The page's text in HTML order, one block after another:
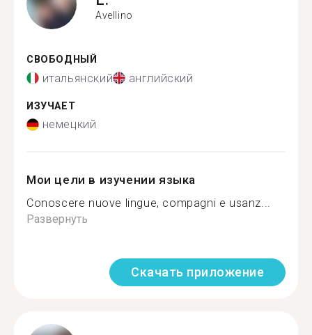
Avellino
СВОБОДНЫЙ
итальянский английский
ИЗУЧАЕТ
немецкий
Мои цели в изучении языка
Conoscere nuove lingue, compagni e usanz...
Развернуть
Скачать приложение